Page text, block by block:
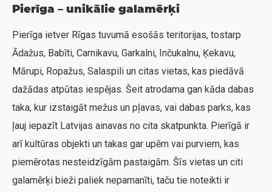
Pierīga – unikālie galamērķi
Pierīga ietver Rīgas tuvumā esošās teritorijas, tostarp
Ādažus, Babīti, Carnikavu, Garkalni, Inčukalnu, Ķekavu,
Mārupi, Ropažus, Salaspili un citas vietas, kas piedāvā
dažādas atpūtas iespējas. Šeit atrodama gan kāda dabas
taka, kur izstaigāt mežus un pļavas, vai dabas parks, kas
ļauj iepazīt Latvijas ainavas no cita skatpunkta. Pierīgā ir
arī kultūras objekti un takas gar upēm vai purviem, kas
piemērotas nesteidzīgām pastaigām. Šīs vietas un citi
galamērķi bieži paliek nepamanīti, taču tie noteikti ir